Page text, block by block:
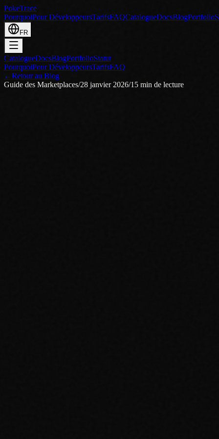
PokeTrace
PourquoiPour DéveloppeursTarifsFAQCatalogueDocsBlogPortfolio
FR
CatalogueDocsBlogPortfolioStatut
PourquoiPour DéveloppeursTarifsFAQ
←Retour au Blog
Guide des Marketplaces/28 janvier 2026/15 min de lecture